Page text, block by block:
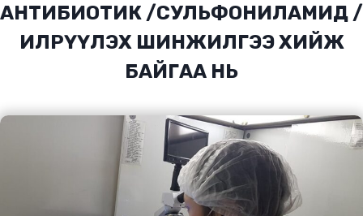
АНТИБИОТИК /СУЛЬФОНИЛАМИД /
ИЛРҮҮЛЭХ ШИНЖИЛГЭЭ ХИЙЖ
БАЙГАА НЬ